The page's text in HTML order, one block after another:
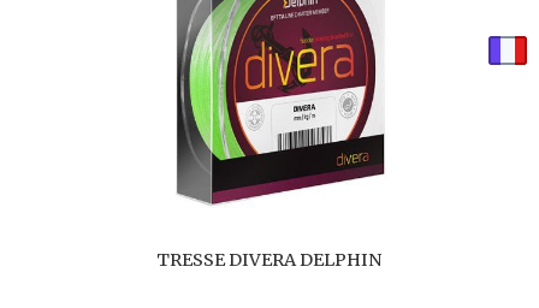
TRESSE DIVERA DELPHIN